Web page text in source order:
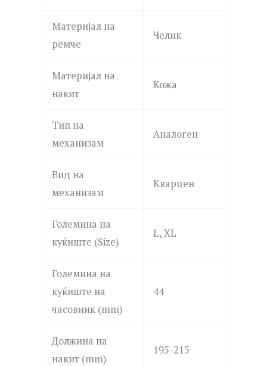
Материјал на
ремче
Челик
Материјал на
накит
Кожа
Тип на
механизам
Аналоген
Вид на
механизам
Кварцен
Големина на
куќиште (Size)
L, XL
Големина на
куќиште на
часовник (mm)
44
Должина на
накит (mm)
195-215